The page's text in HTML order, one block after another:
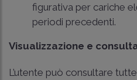
figurativa per cariche
periodi precedenti.
Visualizzazione e
L’utente può consultare